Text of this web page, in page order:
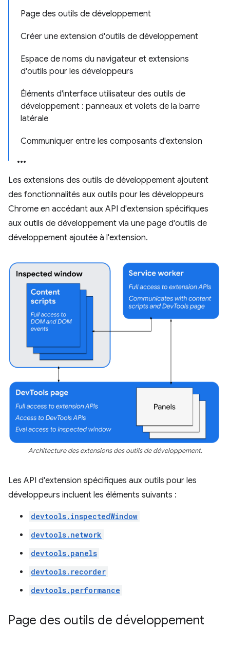
Page des outils de développement
Créer une extension d'outils de développement
Espace de noms du navigateur et extensions
d'outils pour les développeurs
Éléments d'interface utilisateur des outils de
développement : panneaux et volets de la barre
latérale
Communiquer entre les composants d'extension
Les extensions des outils de développement ajoutent
des fonctionnalités aux outils pour les développeurs
Chrome en accédant aux API d'extension spécifiques
aux outils de développement via une page d'outils de
développement ajoutée à l'extension.
Architecture des extensions des outils de développement.
Les API d'extension spécifiques aux outils pour les
développeurs incluent les éléments suivants :
devtools.inspectedWindow
devtools.network
devtools.panels
devtools.recorder
devtools.performance
Page des outils de développement